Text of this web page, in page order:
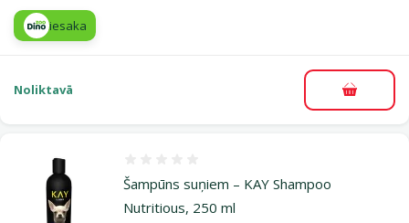
iesaka
Noliktavā
Šampūns suņiem – KAY Shampoo
Nutritious, 250 ml